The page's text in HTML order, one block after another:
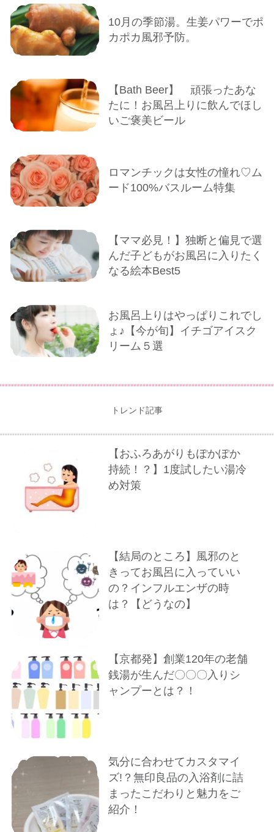
10月の季節湯。生姜パワーでポ
カポカ風邪予防。
【Bath Beer】 頑張ったあな
たに！お風呂上りに飲んでほし
いご褒美ビール
ロマンチックは女性の憧れ♡ム
ード100%バスルーム特集
【ママ必見！】独断と偏見で選
んだ子どもがお風呂に入りたく
なる絵本Best5
お風呂上りはやっぱりこれでし
ょ♪【今が旬】イチゴアイスク
リーム５選
トレンド記事
【おふろあがりもぽかぽか
持続！？】1度試したい湯冷
め対策
【結局のところ】風邪のと
きってお風呂に入っていい
の？インフルエンザの時
は？【どうなの】
【京都発】創業120年の老舗
銭湯が生んだ〇〇〇入りシ
ャンプーとは？！
気分に合わせてカスタマイ
ズ!？無印良品の入浴剤に詰
まったこだわりと魅力をご
紹介！